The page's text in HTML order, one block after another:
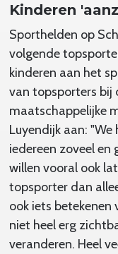
Kinderen
Sporthelden op
volgende
kinderen aan het
van topsporters bij
maatschappelijke
Luyendijk aan:
iedereen zoveel
willen vooral ook
topsporter dan
ook iets
niet heel erg
veranderen. Heel